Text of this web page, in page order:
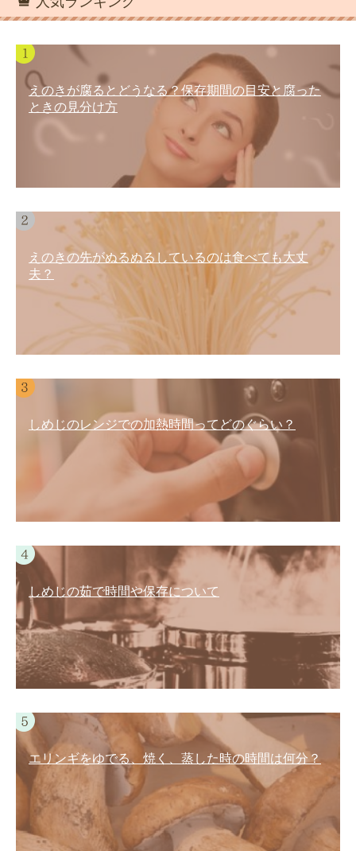
えのきが腐るとどうなる？保存期間の目安と腐った
ときの見分け方
えのきの先がぬるぬるしているのは食べても大丈
夫？
しめじのレンジでの加熱時間ってどのぐらい？
しめじの茹で時間や保存について
エリンギをゆでる、焼く、蒸した時の時間は何分？